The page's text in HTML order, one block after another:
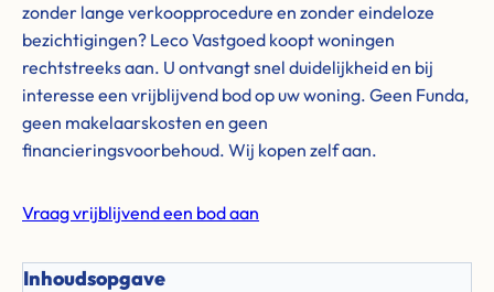
zonder lange verkoopprocedure en zonder eindeloze
bezichtigingen? Leco Vastgoed koopt woningen
rechtstreeks aan. U ontvangt snel duidelijkheid en bij
interesse een vrijblijvend bod op uw woning. Geen Funda,
geen makelaarskosten en geen
financieringsvoorbehoud. Wij kopen zelf aan.
Vraag vrijblijvend een bod aan
Inhoudsopgave